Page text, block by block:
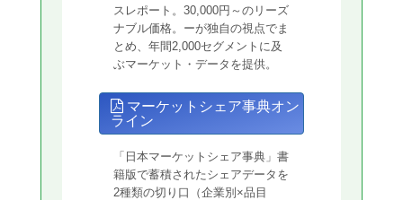
スレポート。30,000円～のリーズ
ナブル価格。ーが独自の視点でま
とめ、年間2,000セグメントに及
ぶマーケット・データを提供。
マーケットシェア事典オン
ライン
「日本マーケットシェア事典」書
籍版で蓄積されたシェアデータを
2種類の切り口（企業別×品目